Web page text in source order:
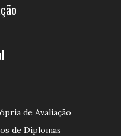
de Avaliação
de Diplomas